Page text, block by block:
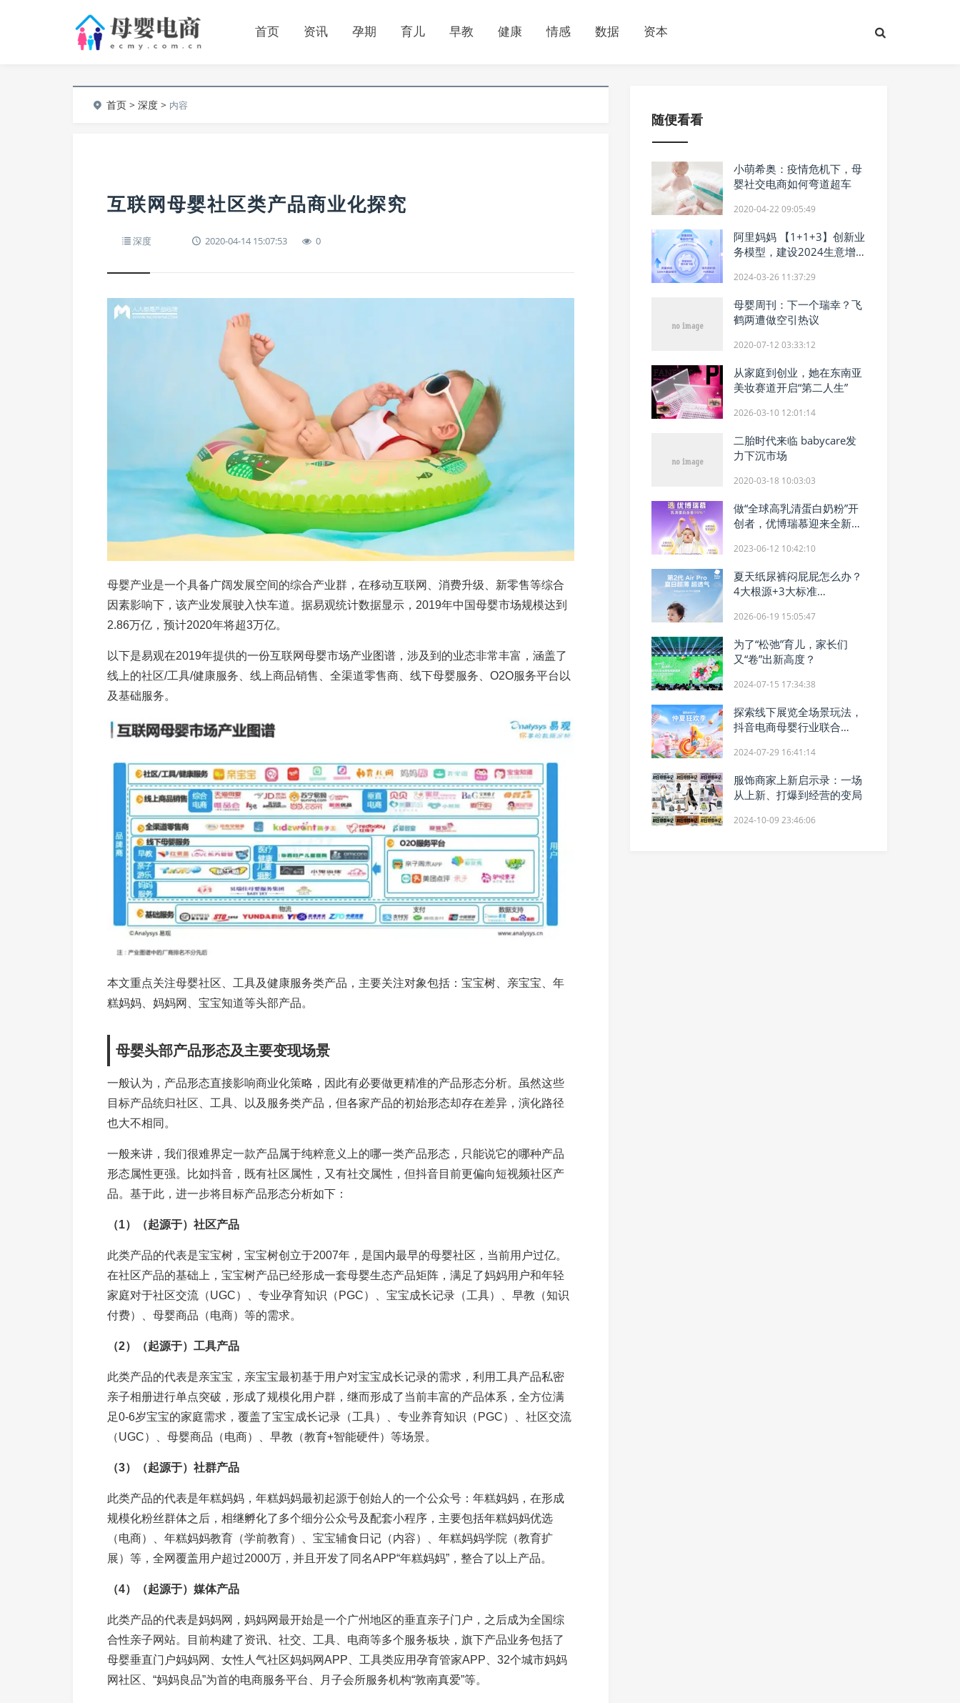
首页 资讯 孕期 育儿 早教 健康 情感 数据 资本
首页 >深度 > 内容
互联网母婴社区类产品商业化探究
深度 2020-04-14 15:07:53 0
母婴产业是一个具备广阔发展空间的综合产业群，在移动互联网、消费升级、新零售等综合
因素影响下，该产业发展驶入快车道。据易观统计数据显示，2019年中国母婴市场规模达到
2.86万亿，预计2020年将超3万亿。
以下是易观在2019年提供的一份互联网母婴市场产业图谱，涉及到的业态非常丰富，涵盖了
线上的社区/工具/健康服务、线上商品销售、全渠道零售商、线下母婴服务、O2O服务平台以
及基础服务。
本文重点关注母婴社区、工具及健康服务类产品，主要关注对象包括：宝宝树、亲宝宝、年
糕妈妈、妈妈网、宝宝知道等头部产品。
母婴头部产品形态及主要变现场景
一般认为，产品形态直接影响商业化策略，因此有必要做更精准的产品形态分析。虽然这些
目标产品统归社区、工具、以及服务类产品，但各家产品的初始形态却存在差异，演化路径
也大不相同。
一般来讲，我们很难界定一款产品属于纯粹意义上的哪一类产品形态，只能说它的哪种产品
形态属性更强。比如抖音，既有社区属性，又有社交属性，但抖音目前更偏向短视频社区产
品。基于此，进一步将目标产品形态分析如下：
（1）（起源于）社区产品
此类产品的代表是宝宝树，宝宝树创立于2007年，是国内最早的母婴社区，当前用户过亿。
在社区产品的基础上，宝宝树产品已经形成一套母婴生态产品矩阵，满足了妈妈用户和年轻
家庭对于社区交流（UGC）、专业孕育知识（PGC）、宝宝成长记录（工具）、早教（知识
付费）、母婴商品（电商）等的需求。
（2）（起源于）工具产品
此类产品的代表是亲宝宝，亲宝宝最初基于用户对宝宝成长记录的需求，利用工具产品私密
亲子相册进行单点突破，形成了规模化用户群，继而形成了当前丰富的产品体系，全方位满
足0-6岁宝宝的家庭需求，覆盖了宝宝成长记录（工具）、专业养育知识（PGC）、社区交流
（UGC）、母婴商品（电商）、早教（教育+智能硬件）等场景。
（3）（起源于）社群产品
此类产品的代表是年糕妈妈，年糕妈妈最初起源于创始人的一个公众号：年糕妈妈，在形成
规模化粉丝群体之后，相继孵化了多个细分公众号及配套小程序，主要包括年糕妈妈优选
（电商）、年糕妈妈教育（学前教育）、宝宝辅食日记（内容）、年糕妈妈学院（教育扩
展）等，全网覆盖用户超过2000万，并且开发了同名APP“年糕妈妈”，整合了以上产品。
（4）（起源于）媒体产品
此类产品的代表是妈妈网，妈妈网最开始是一个广州地区的垂直亲子门户，之后成为全国综
合性亲子网站。目前构建了资讯、社交、工具、电商等多个服务板块，旗下产品业务包括了
母婴垂直门户妈妈网、女性人气社区妈妈网APP、工具类应用孕育管家APP、32个城市妈妈
网社区、“妈妈良品”为首的电商服务平台、月子会所服务机构“敦南真爱”等。
随便看看
小萌希奥：疫情危机下，母
婴社交电商如何弯道超车
2020-04-22 09:05:49
阿里妈妈 【1+1+3】创新业
务模型，建设2024生意增
2024-03-26 11:37:29
母婴周刊：下一个瑞幸？飞
鹤两遭做空引热议
2020-07-12 03:33:12
从家庭到创业，她在东南亚
美妆赛道开启“第二人生”
2026-03-10 12:01:14
二胎时代来临 babycare发
力下沉市场
2020-03-18 10:03:03
做“全球高乳清蛋白奶粉”开
创者，优博瑞慕迎来全新战
2023-06-12 10:42:10
夏天纸尿裤闷屁屁怎么办？
4大根源+3大标准
2026-06-19 15:05:47
为了“松弛”育儿，家长们
又“卷”出新高度？
2024-07-15 17:34:38
探索线下展览全场景玩法，
抖音电商母婴行业联合
2024-07-29 16:41:14
服饰商家上新启示录：一场
从上新、打爆到经营的变局
2024-10-09 23:46:06